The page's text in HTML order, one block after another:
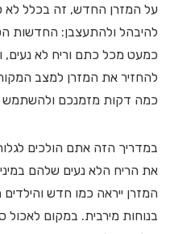
על המזרן החדש, זה בכלל לא
להיבהל ולהתעצבן: החדשות
כמעט מכל כתם וריח לא נעים,
להחזיר את המזרן למצב
כמה דקות מזמנכם ולהשתמש
במדריך הזה אתם הולכים
את הריח הלא נעים שלהם
המזרן ייראה כמו חדש והילדים
בנוחות מירבית. במקום